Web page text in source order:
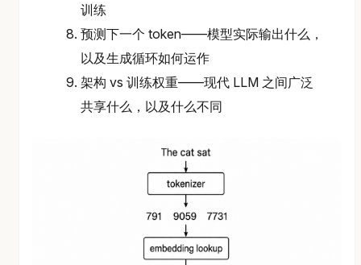
训练
预测下一个 token——模型实际输出什么，
以及生成循环如何运作
架构 vs 训练权重——现代 LLM 之间广泛
共享什么，以及什么不同